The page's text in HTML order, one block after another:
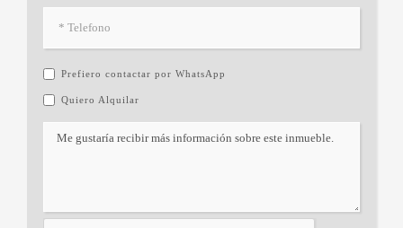
Prefiero contactar por WhatsApp
Quiero Alquilar